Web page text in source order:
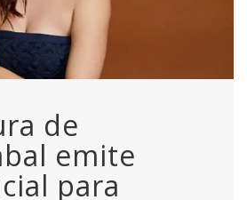
de
emite
para